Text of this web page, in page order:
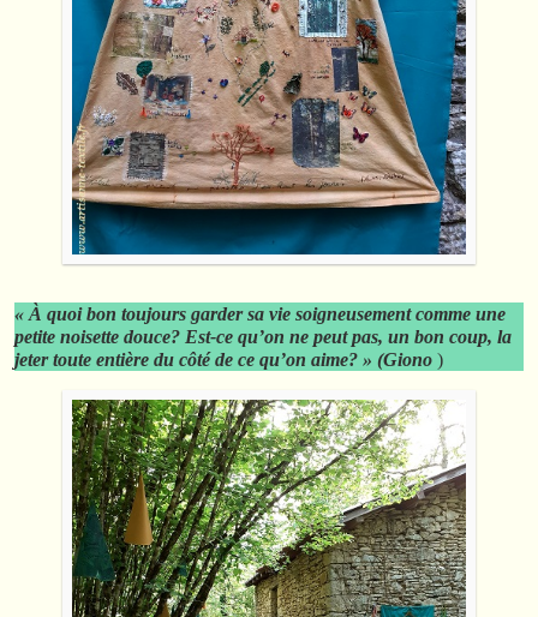
« À quoi bon toujours garder sa vie soigneusement comme une
petite noisette douce? Est-ce qu’on ne peut pas, un bon coup, la
jeter toute entière du côté de ce qu’on aime? » (Giono )